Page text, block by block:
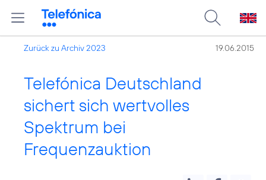
Zurück zu Archiv 2023 19.06.2015
Telefónica Deutschland
sichert sich wertvolles
Spektrum bei
Frequenzauktion